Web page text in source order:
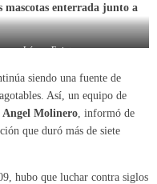
mascotas enterrada junto a
en Lúxor, Egipto
siendo una fuente de
Así, un equipo de
Angel Molinero, informó de
que duró más de siete
hubo que luchar contra siglos